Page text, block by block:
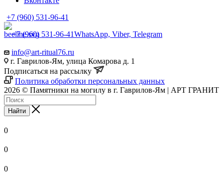
+7 (960) 531-96-41
+7 (960) 531-96-41WhatsApp, Viber, Telegram
info@art-ritual76.ru
г. Гаврилов-Ям, улица Комарова д. 1
Подписаться на рассылку
Политика обработки персональных данных
2026 © Памятники на могилу в г. Гаврилов-Ям | АРТ ГРАНИТ
Найти
0
0
0